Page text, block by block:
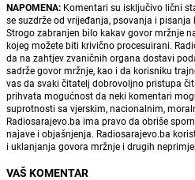
NAPOMENA: Komentari su isključivo lični
se suzdrže od vrijeđanja, psovanja i
Strogo zabranjen bilo kakav govor mržnje
kojeg možete biti krivično procesuirani.
da na zahtjev zvaničnih organa dostavi
sadrže govor mržnje, kao i da korisniku
vas da svaki čitatelj dobrovoljno pristupa
prihvata mogućnost da neki komentari
suprotnosti sa vjerskim, nacionalnim,
Radiosarajevo.ba ima pravo da obriše
najave i objašnjenja. Radiosarajevo.ba
i uklanjanja govora mržnje i drugih
VAŠ KOMENTAR